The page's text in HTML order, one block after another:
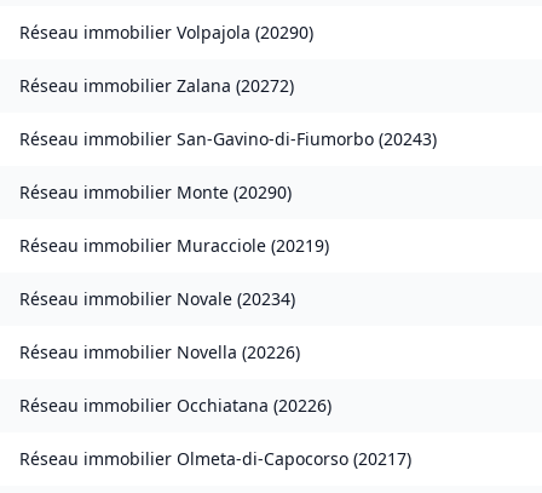
Réseau immobilier Volpajola (20290)
Réseau immobilier Zalana (20272)
Réseau immobilier San-Gavino-di-Fiumorbo (20243)
Réseau immobilier Monte (20290)
Réseau immobilier Muracciole (20219)
Réseau immobilier Novale (20234)
Réseau immobilier Novella (20226)
Réseau immobilier Occhiatana (20226)
Réseau immobilier Olmeta-di-Capocorso (20217)